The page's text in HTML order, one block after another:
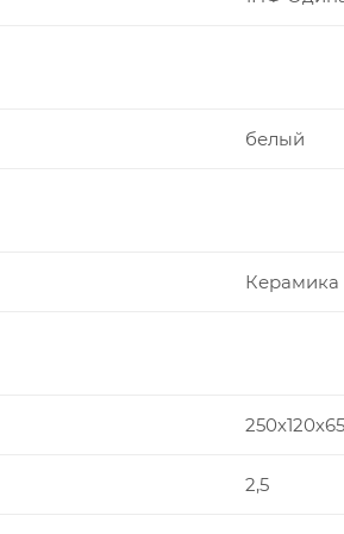
белый
Керамика
250х120х65
2,5